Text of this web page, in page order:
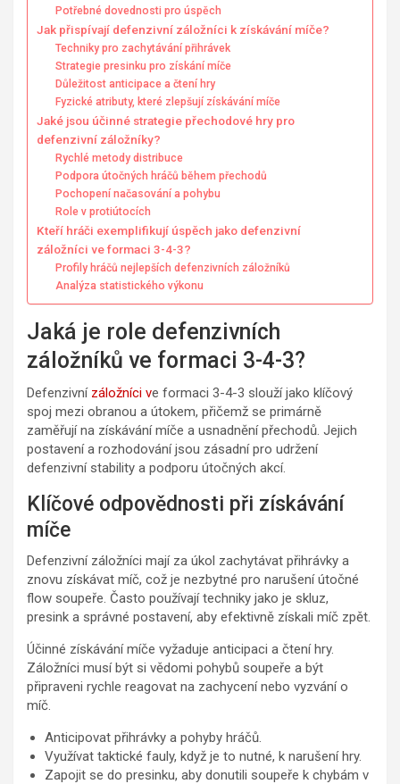
Potřebné dovednosti pro úspěch
Jak přispívají defenzivní záložníci k získávání míče?
Techniky pro zachytávání přihrávek
Strategie presinku pro získání míče
Důležitost anticipace a čtení hry
Fyzické atributy, které zlepšují získávání míče
Jaké jsou účinné strategie přechodové hry pro
defenzivní záložníky?
Rychlé metody distribuce
Podpora útočných hráčů během přechodů
Pochopení načasování a pohybu
Role v protiútocích
Kteří hráči exemplifikují úspěch jako defenzivní
záložníci ve formaci 3-4-3?
Profily hráčů nejlepších defenzivních záložníků
Analýza statistického výkonu
Jaká je role defenzivních
záložníků ve formaci 3-4-3?
Defenzivní záložníci ve formaci 3-4-3 slouží jako klíčový
spoj mezi obranou a útokem, přičemž se primárně
zaměřují na získávání míče a usnadnění přechodů. Jejich
postavení a rozhodování jsou zásadní pro udržení
defenzivní stability a podporu útočných akcí.
Klíčové odpovědnosti při získávání
míče
Defenzivní záložníci mají za úkol zachytávat přihrávky a
znovu získávat míč, což je nezbytné pro narušení útočné
flow soupeře. Často používají techniky jako je skluz,
presink a správné postavení, aby efektivně získali míč zpět.
Účinné získávání míče vyžaduje anticipaci a čtení hry.
Záložníci musí být si vědomi pohybů soupeře a být
připraveni rychle reagovat na zachycení nebo vyzvání o
míč.
Anticipovat přihrávky a pohyby hráčů.
Využívat taktické fauly, když je to nutné, k narušení hry.
Zapojit se do presinku, aby donutili soupeře k chybám v